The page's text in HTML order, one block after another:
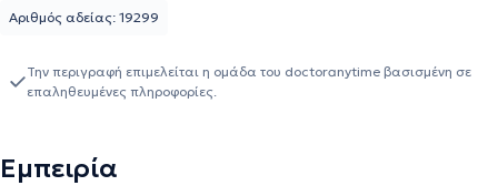
Ιατρική και τον Ιατρικό Βελονισμό. Είναι εξειδικευμένη
Ελλάδας (ICMART). Εκπαιδεύτηκε στην Κλασική Ομοιοπαθητική
από την Ελληνική Εταιρεία Ομοιοπαθητικής Ιατρικής και είναι
Αριθμός αδείας: 19299
Την περιγραφή επιμελείται η ομάδα του doctoranytime βασισμένη σε
επαληθευμένες πληροφορίες.
Εμπειρία